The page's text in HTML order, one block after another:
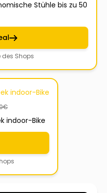
Stühle bis zu 50
des Shops
€
indoor-Bike